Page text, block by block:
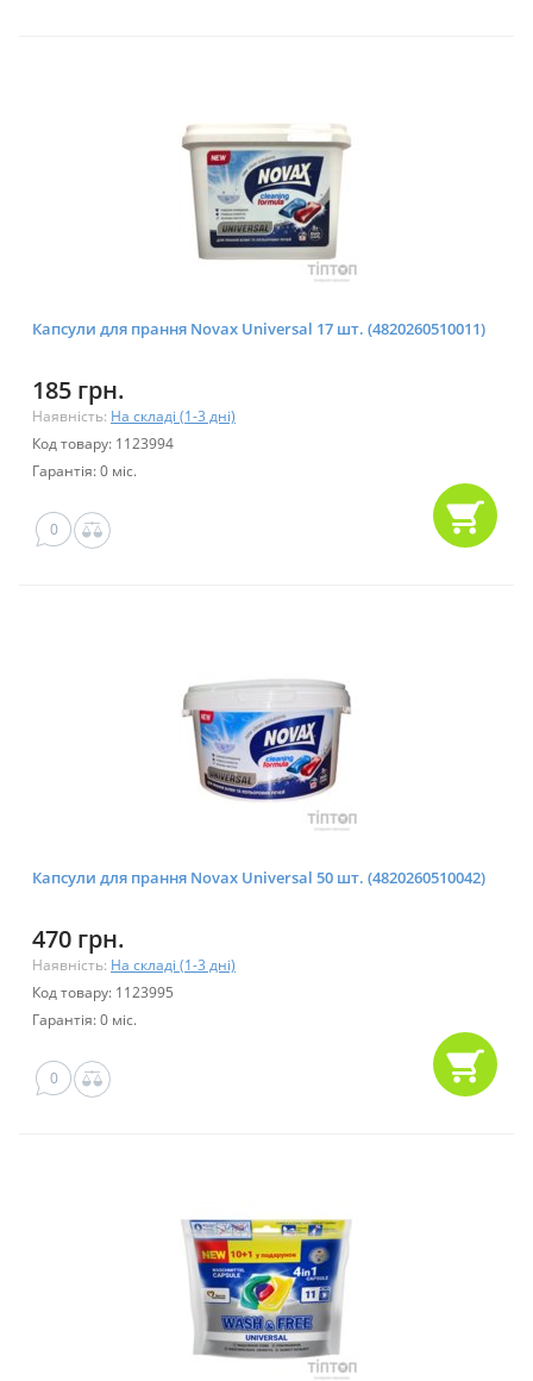
Капсули для прання Novax Universal 17 шт. (4820260510011)
185 грн.
Наявність: На складі (1-3 дні)
Код товару: 1123994
Гарантія: 0 міс.
0
Капсули для прання Novax Universal 50 шт. (4820260510042)
470 грн.
Наявність: На складі (1-3 дні)
Код товару: 1123995
Гарантія: 0 міс.
0